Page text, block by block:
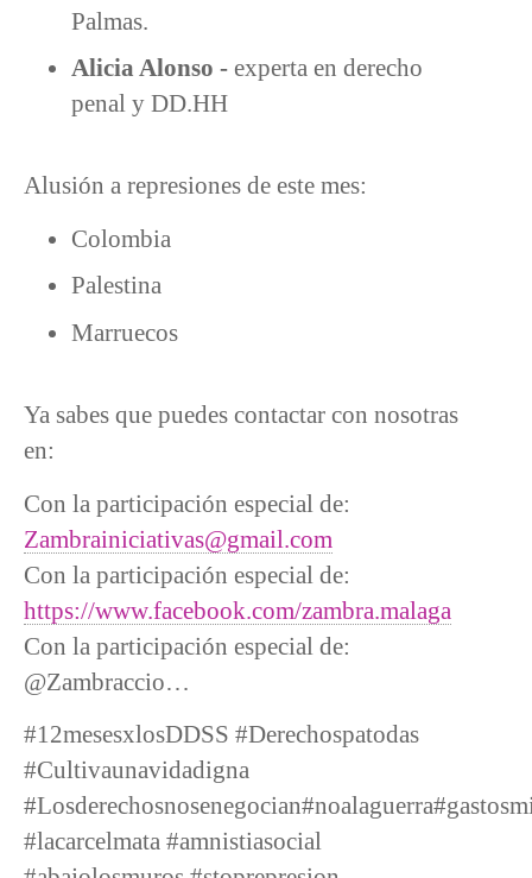
Palmas.
Alicia Alonso - experta en derecho
penal y DD.HH
Alusión a represiones de este mes:
Colombia
Palestina
Marruecos
Ya sabes que puedes contactar con nosotras
en:
Con la participación especial de:
Zambrainiciativas@gmail.com
Con la participación especial de:
https://www.facebook.com/zambra.malaga
Con la participación especial de:
@Zambraccio…
#12mesesxlosDDSS #Derechospatodas
#Cultivaunavidadigna
#lacarcelmata #amnistiasocial